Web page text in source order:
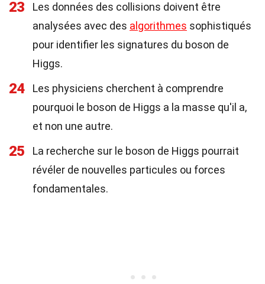
23
Les données des collisions doivent être
analysées avec des algorithmes sophistiqués
pour identifier les signatures du boson de
Higgs.
24
Les physiciens cherchent à comprendre
pourquoi le boson de Higgs a la masse qu'il a,
et non une autre.
25
La recherche sur le boson de Higgs pourrait
révéler de nouvelles particules ou forces
fondamentales.